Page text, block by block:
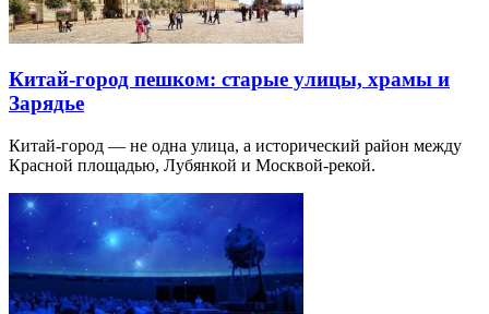
Китай-город пешком: старые улицы, храмы и
Зарядье
Китай-город — не одна улица, а исторический район между
Красной площадью, Лубянкой и Москвой-рекой.